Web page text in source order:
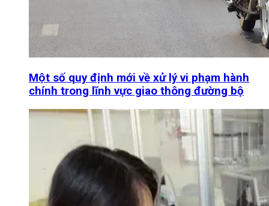
Một số quy định mới về xử lý vi phạm hành
chính trong lĩnh vực giao thông đường bộ